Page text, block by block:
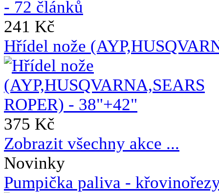
241 Kč
Hřídel nože
375 Kč
Zobrazit všechny akce ...
Novinky
Pumpička paliva -